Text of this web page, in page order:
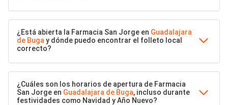
¿Está abierta la Farmacia San Jorge en Guadalajara
de Buga y dónde puedo encontrar el folleto local
correcto?
¿Cuáles son los horarios de apertura de Farmacia
San Jorge en Guadalajara de Buga, incluso durante
festividades como Navidad y Año Nuevo?